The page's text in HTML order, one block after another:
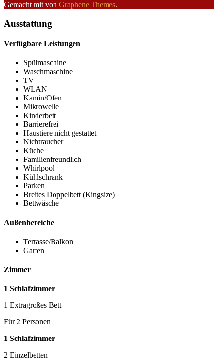
Gemacht mit von Graphene Themes.
Ausstattung
Verfügbare Leistungen
Spülmaschine
Waschmaschine
TV
WLAN
Kamin/Ofen
Mikrowelle
Kinderbett
Barrierefrei
Haustiere nicht gestattet
Nichtraucher
Küche
Familienfreundlich
Whirlpool
Kühlschrank
Parken
Breites Doppelbett (Kingsize)
Bettwäsche
Außenbereiche
Terrasse/Balkon
Garten
Zimmer
1 Schlafzimmer
1 Extragroßes Bett
Für 2 Personen
1 Schlafzimmer
2 Einzelbetten